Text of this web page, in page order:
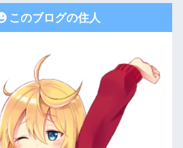
このブログの住人